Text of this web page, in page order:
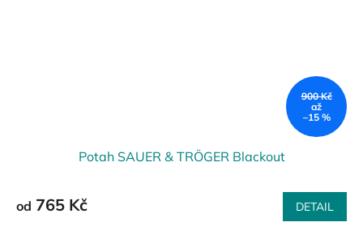
900 Kč
až
–15 %
Potah SAUER & TRÖGER Blackout
od 765 Kč DETAIL